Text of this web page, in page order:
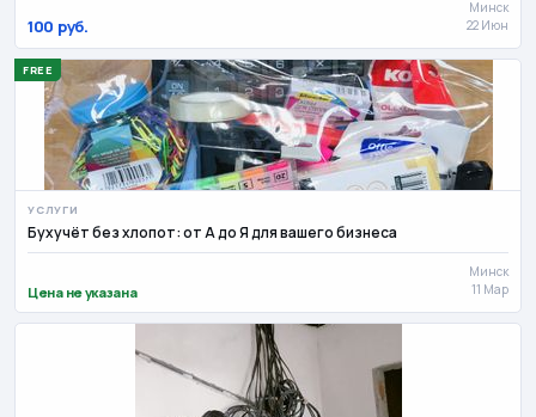
274
Свадьба и праздники 245 Прочее 172
Работа 51 Разное 2.6k
100 руб.
Минск
22 Июн
УСЛУГИ
Бухучёт без хлопот: от А до Я для вашего бизнеса
Цена не указана
Минск
11 Мар
FREE